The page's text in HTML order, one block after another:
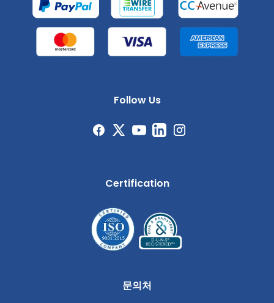
Follow Us
Certification
문의처